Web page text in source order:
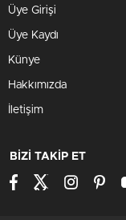
Üye Girişi
Üye Kaydı
Künye
Hakkımızda
İletişim
BİZİ TAKİP ET